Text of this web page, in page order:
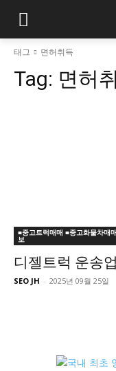
태그 면허취득
Tag: 면허
■중고트럭매매 ■중고화물차매
보
디젤트럭 운송
SEO JH - 2025년 09월 25일